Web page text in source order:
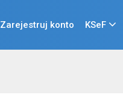
Zarejestruj konto KSeF